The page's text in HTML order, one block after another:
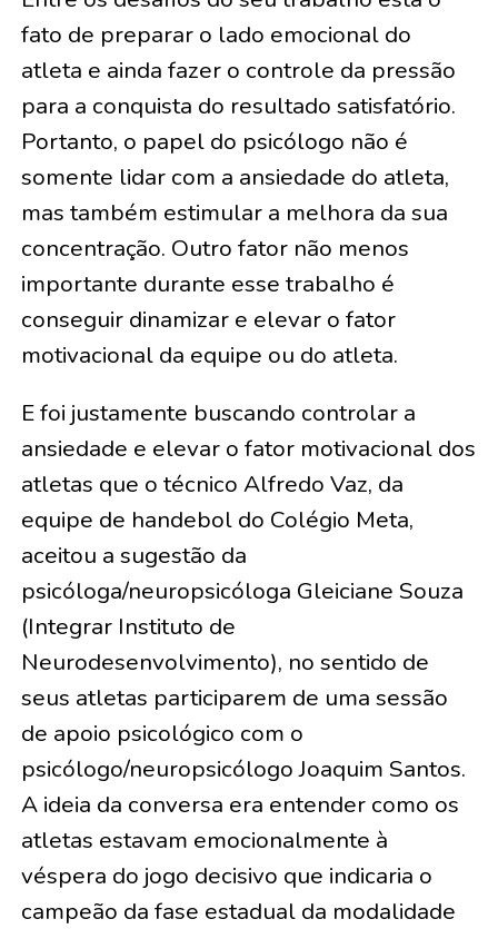
fato de preparar o lado emocional do
atleta e ainda fazer o controle da pressão
para a conquista do resultado satisfatório.
Portanto, o papel do psicólogo não é
somente lidar com a ansiedade do atleta,
mas também estimular a melhora da sua
concentração. Outro fator não menos
importante durante esse trabalho é
conseguir dinamizar e elevar o fator
motivacional da equipe ou do atleta.
E foi justamente buscando controlar a
ansiedade e elevar o fator motivacional dos
atletas que o técnico Alfredo Vaz, da
equipe de handebol do Colégio Meta,
aceitou a sugestão da
psicóloga/neuropsicóloga Gleiciane Souza
(Integrar Instituto de
Neurodesenvolvimento), no sentido de
seus atletas participarem de uma sessão
de apoio psicológico com o
psicólogo/neuropsicólogo Joaquim Santos.
A ideia da conversa era entender como os
atletas estavam emocionalmente à
véspera do jogo decisivo que indicaria o
campeão da fase estadual da modalidade